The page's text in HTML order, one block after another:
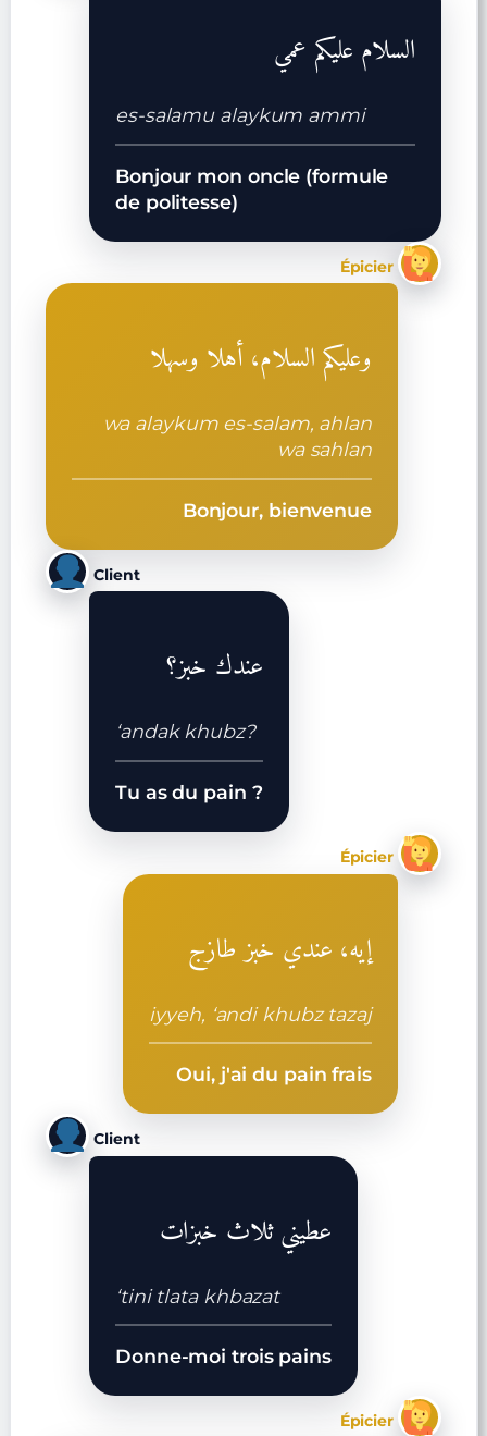
السلام عليكم عمي
es-salamu alaykum ammi
Bonjour mon oncle (formule
de politesse)
Épicier
وعليكم السلام، أهلا وسهلا
wa alaykum es-salam, ahlan
wa sahlan
Bonjour, bienvenue
Client
عندك خبز؟
‘andak khubz?
Tu as du pain ?
Épicier
إيه، عندي خبز طازج
iyyeh, ‘andi khubz tazaj
Oui, j'ai du pain frais
Client
عطيني ثلاث خبزات
‘tini tlata khbazat
Donne-moi trois pains
Épicier